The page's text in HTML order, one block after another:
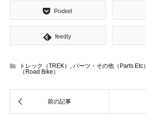
Pocket
feedly
トレック（TREK） , パーツ・その他（Parts Etc）
（Road Bike）